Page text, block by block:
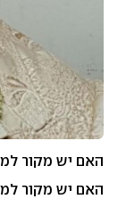
האם יש מקור
האם יש מקור